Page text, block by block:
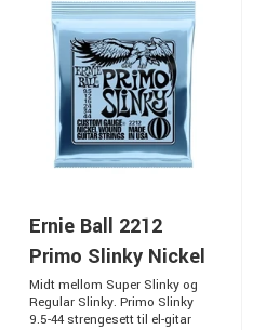
Ernie Ball 2212
Primo Slinky Nickel
Midt mellom Super Slinky og
Regular Slinky. Primo Slinky
9.5-44 strengesett til el-gitar